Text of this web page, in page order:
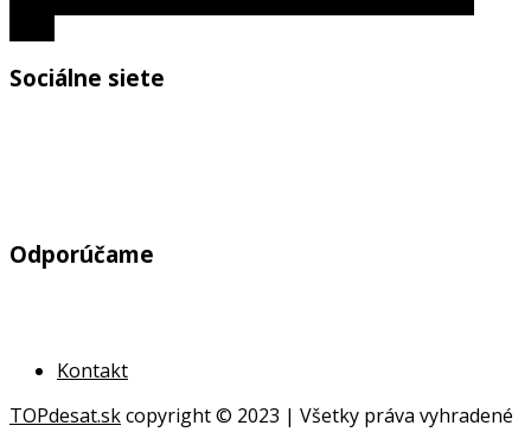
Sociálne siete
Odporúčame
Kontakt
TOPdesat.skcopyright © 2023 | Všetky práva vyhradené